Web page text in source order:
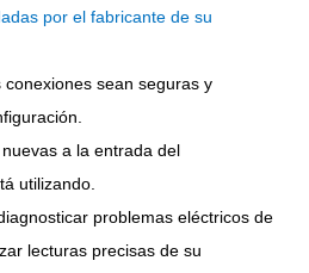
por el fabricante de su
sean seguras y
a la entrada del
utilizando.
problemas eléctricos de
lecturas precisas de su